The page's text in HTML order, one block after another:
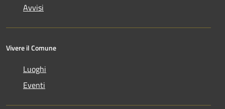
Avvisi
Vivere il Comune
Luoghi
Eventi